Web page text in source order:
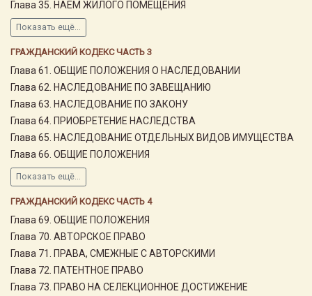
Глава 35. НАЕМ ЖИЛОГО ПОМЕЩЕНИЯ
Показать ещё...
ГРАЖДАНСКИЙ КОДЕКС ЧАСТЬ 3
Глава 61. ОБЩИЕ ПОЛОЖЕНИЯ О НАСЛЕДОВАНИИ
Глава 62. НАСЛЕДОВАНИЕ ПО ЗАВЕЩАНИЮ
Глава 63. НАСЛЕДОВАНИЕ ПО ЗАКОНУ
Глава 64. ПРИОБРЕТЕНИЕ НАСЛЕДСТВА
Глава 65. НАСЛЕДОВАНИЕ ОТДЕЛЬНЫХ ВИДОВ ИМУЩЕСТВА
Глава 66. ОБЩИЕ ПОЛОЖЕНИЯ
Показать ещё...
ГРАЖДАНСКИЙ КОДЕКС ЧАСТЬ 4
Глава 69. ОБЩИЕ ПОЛОЖЕНИЯ
Глава 70. АВТОРСКОЕ ПРАВО
Глава 71. ПРАВА, СМЕЖНЫЕ С АВТОРСКИМИ
Глава 72. ПАТЕНТНОЕ ПРАВО
Глава 73. ПРАВО НА СЕЛЕКЦИОННОЕ ДОСТИЖЕНИЕ